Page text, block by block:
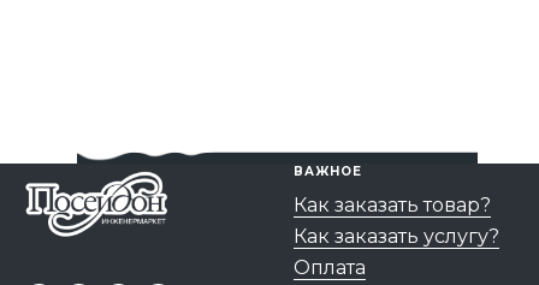
ВАЖНОЕ
Как заказать товар?
Как заказать услугу?
Оплата